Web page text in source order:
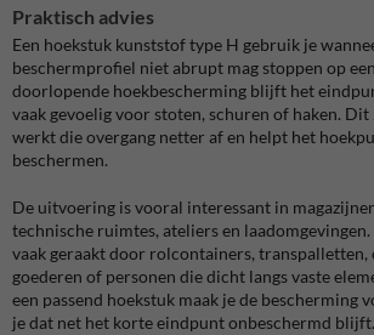
Praktisch advies
Een hoekstuk kunststof type H gebruik je
beschermprofiel niet abrupt mag stoppen op
doorlopende hoekbescherming blijft het
vaak gevoelig voor stoten, schuren of haken.
werkt die overgang netter af en helpt het
beschermen.
De uitvoering is vooral interessant in
technische ruimtes, ateliers en
vaak geraakt door rolcontainers, transpalletten,
goederen of personen die dicht langs vaste
een passend hoekstuk maak je de bescherming
je dat net het korte eindpunt onbeschermd blijft.